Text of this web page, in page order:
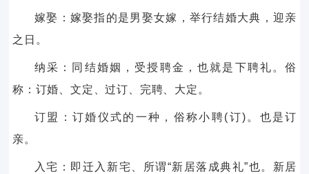
嫁娶：嫁娶指的是男娶女嫁，举行结婚大典，迎亲
之日。
纳采：同结婚姻，受授聘金，也就是下聘礼。俗
称：订婚、文定、过订、完聘、大定。
订盟：订婚仪式的一种，俗称小聘(订)。也是订
亲。
入宅：即迁入新宅、所谓“新居落成典礼”也。新居